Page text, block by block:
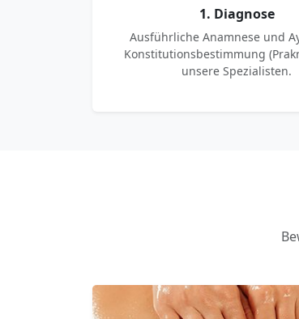
1. Diagnose
Ausführliche Anamnese und
Konstitutionsbestimmung
unsere Spezialisten.